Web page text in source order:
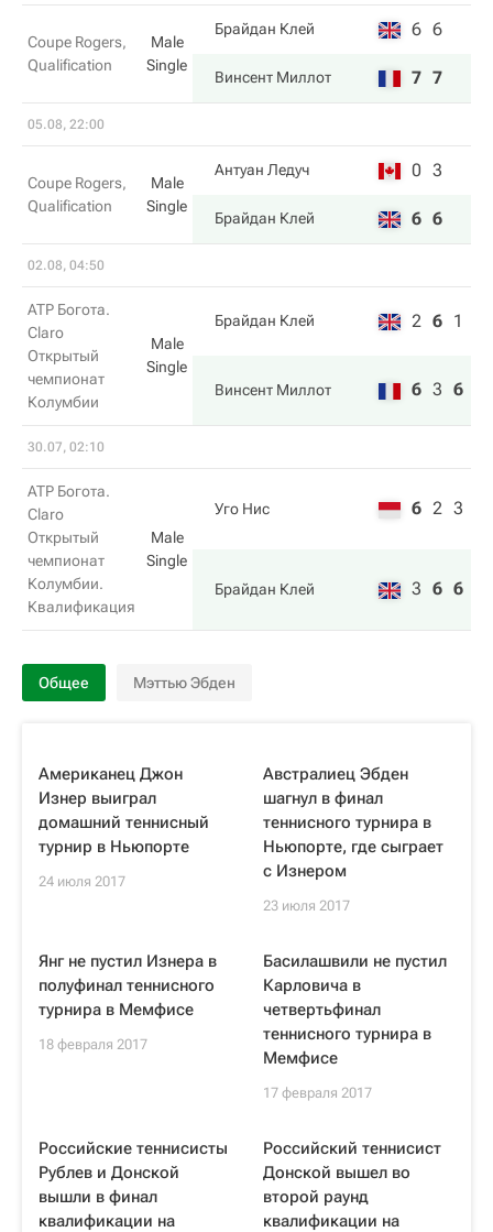
Coupe Rogers,
Qualification
Male
Single
Брайдан Клей 6 6
Винсент Миллот 7 7
05.08, 22:00
Coupe Rogers,
Qualification
Male
Single
Антуан Ледуч 0 3
Брайдан Клей 6 6
02.08, 04:50
ATP Богота.
Claro
Открытый
чемпионат
Колумбии
Male
Single
Брайдан Клей 2 6 1
Винсент Миллот 6 3 6
30.07, 02:10
ATP Богота.
Claro
Открытый
чемпионат
Колумбии.
Квалификация
Male
Single
Уго Нис 6 2 3
Брайдан Клей 3 6 6
Общее Мэттью Эбден
Американец Джон
Изнер выиграл
домашний теннисный
турнир в Ньюпорте
24 июля 2017
Австралиец Эбден
шагнул в финал
теннисного турнира в
Ньюпорте, где сыграет
с Изнером
23 июля 2017
Янг не пустил Изнера в
полуфинал теннисного
турнира в Мемфисе
18 февраля 2017
Басилашвили не пустил
Карловича в
четвертьфинал
теннисного турнира в
Мемфисе
17 февраля 2017
Российские теннисисты
Рублев и Донской
вышли в финал
квалификации на
Российский теннисист
Донской вышел во
второй раунд
квалификации на